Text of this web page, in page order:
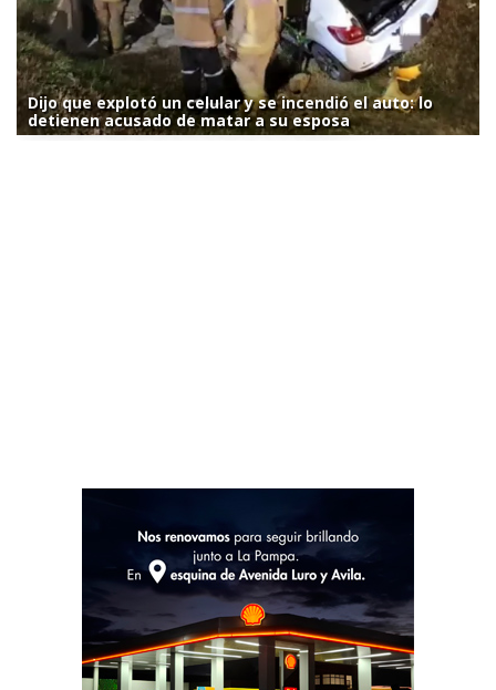
Dijo que explotó un celular y se incendió el auto: lo
detienen acusado de matar a su esposa